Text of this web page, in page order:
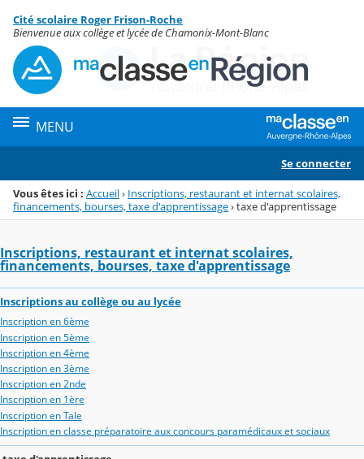
Menu de la rubrique
Contenu
Cité scolaire Roger Frison-Roche
Bienvenue aux collège et lycée de Chamonix-Mont-Blanc
MENU
Se connecter
Vous êtes ici : Accueil› Inscriptions, restaurant et internat scolaires,
financements, bourses, taxe d'apprentissage›taxe d'apprentissage
Inscriptions, restaurant et internat scolaires,
financements, bourses, taxe d'apprentissage
Inscriptions au collège ou au lycée
Inscription en 6ème
Inscription en 5ème
Inscription en 4ème
Inscription en 3ème
Inscription en 2nde
Inscription en 1ère
Inscription en Tale
Inscription en classe préparatoire aux concours paramédicaux et sociaux